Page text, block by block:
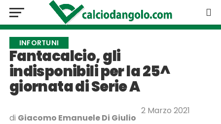
INFORTUNI
Fantacalcio, gli
indisponibili per la 25^
giornata di Serie A
di Giacomo Emanuele Di Giulio
2 Marzo 2021